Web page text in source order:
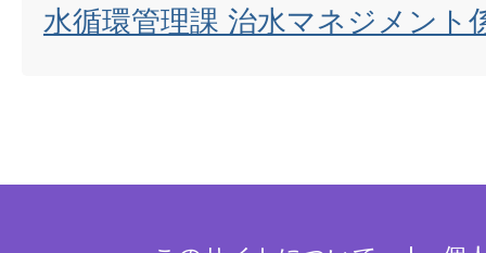
水循環管理課 治水マネジメント